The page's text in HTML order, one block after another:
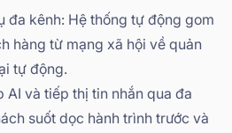
đa kênh: Hệ thống tự động gom
hàng từ mạng xã hội về quản
tự động.
AI và tiếp thị tin nhắn qua đa
suốt dọc hành trình trước và